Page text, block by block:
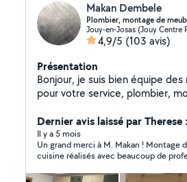
Makan Dembele
Plombier, montage de
Jouy-en-Josas (Jouy Centre
4,9/5 (103 avis)
Présentation
Bonjour, je suis bien équipe
pour votre service, plombier,
Dernier avis laissé par Therese
Il y a 5 mois
Un grand merci à M. Makan ! Montage
cuisine réalisés avec beaucoup de